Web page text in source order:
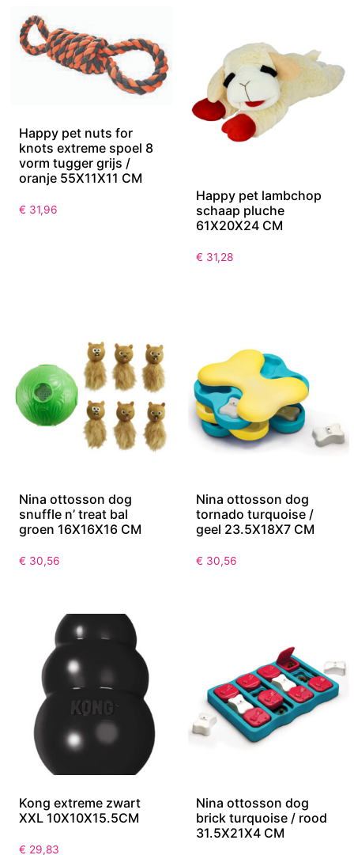
Happy pet nuts for
knots extreme spoel 8
vorm tugger grijs /
oranje 55X11X11 CM
€ 31,96
Happy pet lambchop
schaap pluche
61X20X24 CM
€ 31,28
Nina ottosson dog
snuffle n’ treat bal
groen 16X16X16 CM
€ 30,56
Nina ottosson dog
tornado turquoise /
geel 23.5X18X7 CM
€ 30,56
Kong extreme zwart
XXL 10X10X15.5CM
€ 29,83
Nina ottosson dog
brick turquoise / rood
31.5X21X4 CM